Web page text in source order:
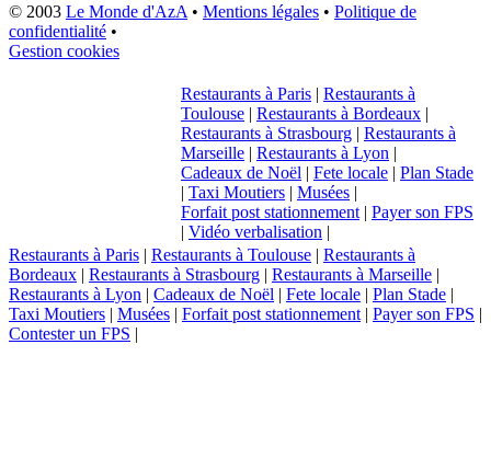
© 2003 Le Monde d'AzA • Mentions légales • Politique de
confidentialité •
Gestion cookies
Restaurants à Paris | Restaurants à
Toulouse | Restaurants à Bordeaux |
Restaurants à Strasbourg | Restaurants à
Marseille | Restaurants à Lyon |
Cadeaux de Noël | Fete locale | Plan Stade
| Taxi Moutiers | Musées |
Forfait post stationnement | Payer son FPS
| Vidéo verbalisation |
Restaurants à Paris | Restaurants à Toulouse | Restaurants à
Bordeaux | Restaurants à Strasbourg | Restaurants à Marseille |
Restaurants à Lyon | Cadeaux de Noël | Fete locale | Plan Stade |
Taxi Moutiers | Musées | Forfait post stationnement | Payer son FPS |
Contester un FPS |